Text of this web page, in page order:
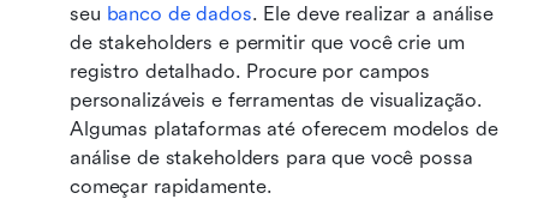
seu banco de dados. Ele deve realizar a análise
de stakeholders e permitir que você crie um
registro detalhado. Procure por campos
personalizáveis e ferramentas de visualização.
Algumas plataformas até oferecem modelos de
análise de stakeholders para que você possa
começar rapidamente.